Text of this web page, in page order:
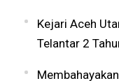
Kejari Aceh
Telantar 2